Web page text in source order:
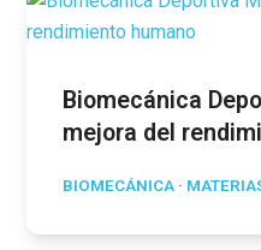
Biomecánica
mejora del
BIOMECÁNICA ·